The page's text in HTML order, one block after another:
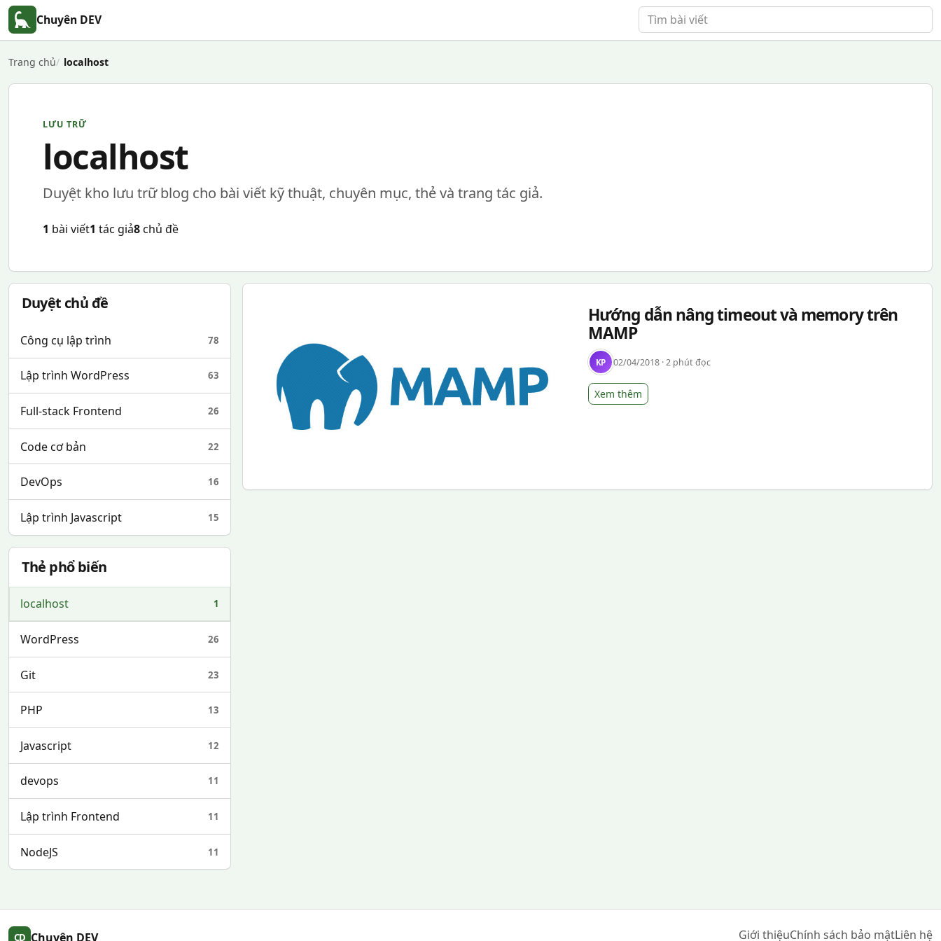
Chuyên DEV Tìm bài viết
Trang chủ localhost
LƯU TRỮ
localhost
Duyệt kho lưu trữ blog cho bài viết kỹ thuật, chuyên mục, thẻ và trang tác giả.
1 bài viết1 tác giả8chủ đề
Duyệt chủ đề
Công cụ lập trình 78
Lập trình WordPress 63
Full-stack Frontend 26
Code cơ bản 22
DevOps 16
Lập trình Javascript 15
Thẻ phổ biến
localhost 1
WordPress 26
Git 23
PHP 13
Javascript 12
devops 11
Lập trình Frontend 11
NodeJS 11
Hướng dẫn nâng timeout và memory trên
MAMP
KP 02/04/2018 · 2 phút đọc
Xem thêm
CD Chuyên DEV Giới thiệuChính sách bảo mậtLiên hệ